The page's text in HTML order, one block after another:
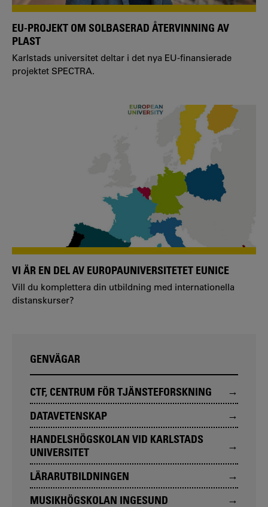
EU-PROJEKT OM SOLBASERAD ÅTERVINNING AV
PLAST
Karlstads universitet deltar i det nya EU-finansierade
projektet SPECTRA.
VI ÄR EN DEL AV EUROPAUNIVERSITETET EUNICE
Vill du komplettera din utbildning med internationella
distanskurser?
GENVÄGAR
CTF, CENTRUM FÖR TJÄNSTEFORSKNING
DATAVETENSKAP
HANDELSHÖGSKOLAN VID KARLSTADS
UNIVERSITET
LÄRARUTBILDNINGEN
MUSIKHÖGSKOLAN INGESUND